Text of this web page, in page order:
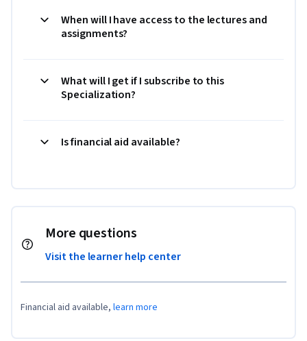
When will I have access to the lectures and
assignments?
What will I get if I subscribe to this
Specialization?
Is financial aid available?
More questions
Visit the learner help center
Financial aid available, learn more